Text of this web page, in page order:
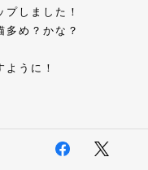
しました！
め？かな？
うに！